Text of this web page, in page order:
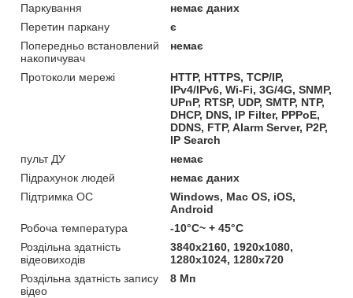
Паркування
немає даних
Перетин паркану
є
Попередньо встановлений
накопичувач
немає
Протоколи мережі
HTTP, HTTPS, TCP/IP,
IPv4/IPv6, Wi-Fi, 3G/4G, SNMP,
UPnP, RTSP, UDP, SMTP, NTP,
DHCP, DNS, IP Filter, PPPoE,
DDNS, FTP, Alarm Server, P2P,
IP Search
пульт ДУ
немає
Підрахунок людей
немає даних
Підтримка ОС
Windows, Mac OS, iOS,
Android
Робоча температура
-10°C~ + 45°C
Роздільна здатність
відеовиходів
3840х2160, 1920х1080,
1280х1024, 1280х720
Роздільна здатність запису
відео
8 Мп